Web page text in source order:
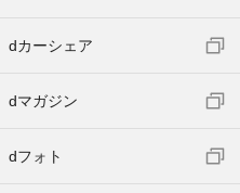
dカーシェア
dマガジン
dフォト